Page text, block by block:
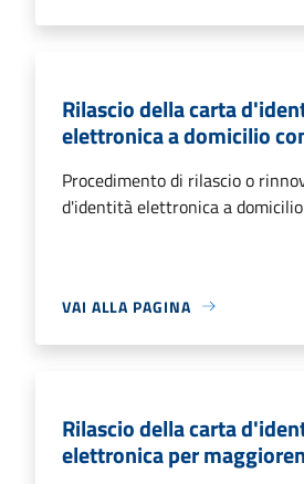
Rilascio della carta
elettronica a domicilio
Procedimento di rilascio o
d'identità elettronica a
VAI ALLA PAGINA
Rilascio della carta
elettronica per